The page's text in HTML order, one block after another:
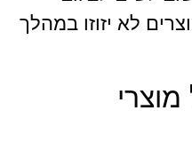
לא יזוזו במהלך